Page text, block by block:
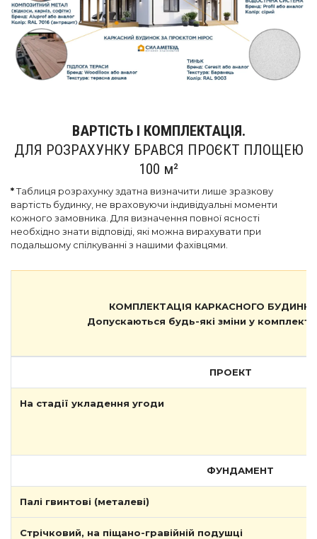
ВАРТІСТЬ І КОМПЛЕКТАЦІЯ.
ДЛЯ РОЗРАХУНКУ БРАВСЯ ПРОЄКТ ПЛОЩЕЮ
100 м²
*Таблиця розрахунку здатна визначити лише зразкову
вартість будинку, не враховуючи індивідуальні моменти
кожного замовника. Для визначення повної ясності
необхідно знати відповіді, які можна вирахувати при
подальшому спілкуванні з нашими фахівцями.
КОМПЛЕКТАЦІЯ КАРКАСНОГО БУДИНКУ
Допускаються будь-які зміни у
ПРОЕКТ
На стадії укладення угоди
ФУНДАМЕНТ
Палі гвинтові (металеві)
Стрічковий, на піщано-гравійній подушці